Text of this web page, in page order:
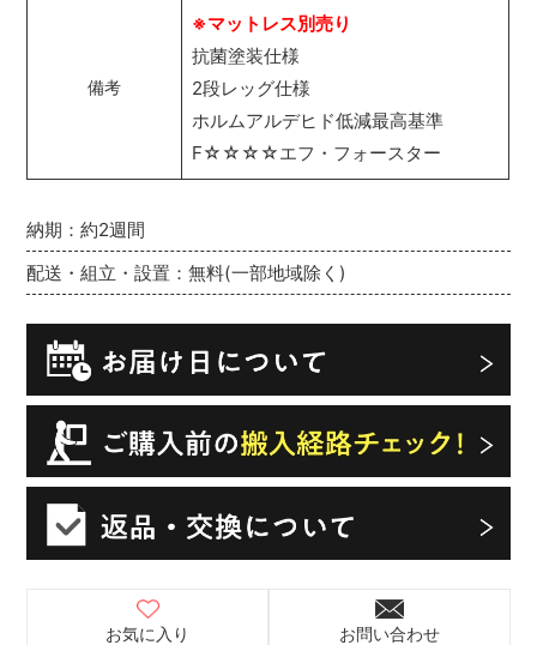
納期：約2週間
配送・組立・設置：無料(一部地域除く)
お気に入り お問い合わせ
備考
※マットレス別売り
抗菌塗装仕様
2段レッグ仕様
ホルムアルデヒド低減最高基準
F☆☆☆☆エフ・フォースター